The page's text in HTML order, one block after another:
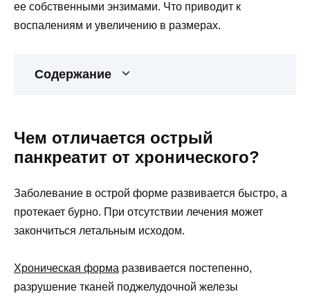
ее собственными энзимами. Что приводит к
воспалениям и увеличению в размерах.
Содержание
Чем отличается острый
панкреатит от хронического?
Заболевание в острой форме развивается быстро, а
протекает бурно. При отсутствии лечения может
закончиться летальным исходом.
Хроническая форма развивается постепенно,
разрушение тканей поджелудочной железы